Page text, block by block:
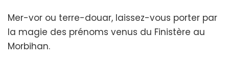
Mer-vor ou terre-douar, laissez-vous porter par
la magie des prénoms venus du Finistère au
Morbihan.